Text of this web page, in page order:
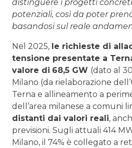
distinguere i progetti
potenziali, così da poter
basandosi sul reale
Nel 2025, le richieste di
tensione presentate a
valore di 68,5 GW (dato al
Milano (da rielaborazione
Terna e allineamento a
dell’area milanese a comuni
distanti dai valori reali,
previsioni. Sugli attuali 414
Milano, il 74% è collegato a